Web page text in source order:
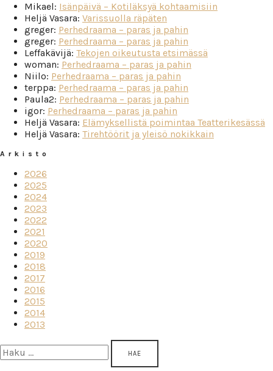
Mikael: Isänpäivä – Kotiläksyä kohtaamisiin
Heljä Vasara: Varissuolla räpäten
greger: Perhedraama – paras ja pahin
greger: Perhedraama – paras ja pahin
Leffakävijä: Tekojen oikeutusta etsimässä
woman: Perhedraama – paras ja pahin
Niilo: Perhedraama – paras ja pahin
terppa: Perhedraama – paras ja pahin
Paula2: Perhedraama – paras ja pahin
igor: Perhedraama – paras ja pahin
Heljä Vasara: Elämyksellistä poimintaa Teatterikesässä
Heljä Vasara: Tirehtöörit ja yleisö nokikkain
Arkisto
2026
2025
2024
2023
2022
2021
2020
2019
2018
2017
2016
2015
2014
2013
Haku: